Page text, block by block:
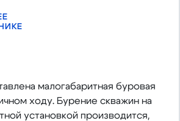
малогабаритная буровая
ходу. Бурение скважин на
установкой производится,